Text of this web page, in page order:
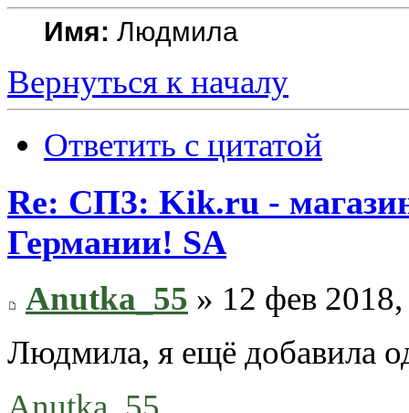
Имя: Людмила
Вернуться к началу
Ответить с цитатой
Re: СП3: Kik.ru -
Германии! SA
Anutka_55 » 12 фев
Людмила, я ещё добавила